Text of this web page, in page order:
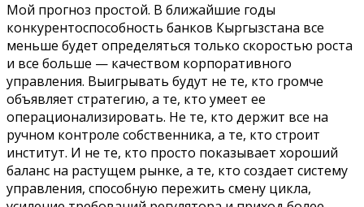
Мой прогноз простой. В ближайшие годы
конкурентоспособность банков Кыргызстана все
меньше будет определяться только скоростью роста
и все больше — качеством корпоративного
управления. Выигрывать будут не те, кто громче
объявляет стратегию, а те, кто умеет ее
операционализировать. Не те, кто держит все на
ручном контроле собственника, а те, кто строит
институт. И не те, кто просто показывает хороший
баланс на растущем рынке, а те, кто создает систему
управления, способную пережить смену цикла,